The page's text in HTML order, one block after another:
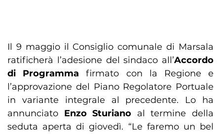
Il 9 maggio il Consiglio comunale di Marsala
ratificherà l’adesione del sindaco all’Accordo
di Programma firmato con la Regione e
l’approvazione del Piano Regolatore Portuale
in variante integrale al precedente. Lo ha
annunciato Enzo Sturiano al termine della
seduta aperta di giovedì. “Le faremo un bel